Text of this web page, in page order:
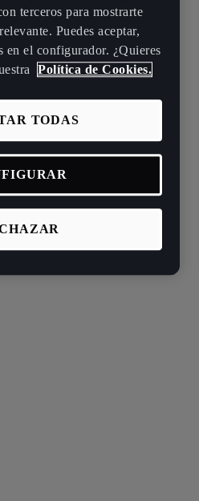
terceros para mostrarte
Puedes aceptar,
en el configurador. ¿Quieres
Política de Cookies.
TODAS